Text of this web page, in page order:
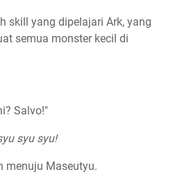
skill yang dipelajari Ark, yang
semua monster kecil di
Salvo!"
syu syu!
menuju Maseutyu.